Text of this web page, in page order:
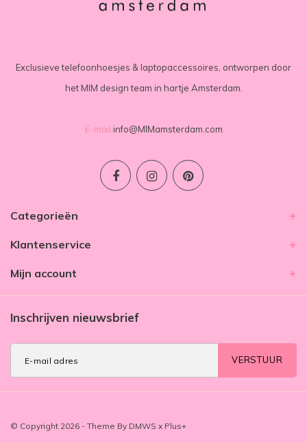
Exclusieve telefoonhoesjes & laptopaccessoires, ontworpen door
het MIM design team in hartje Amsterdam.
E-mail info@MIMamsterdam.com
Categorieën
Klantenservice
Mijn account
Inschrijven nieuwsbrief
VERSTUUR
© Copyright 2026 - Theme By DMWS x Plus+